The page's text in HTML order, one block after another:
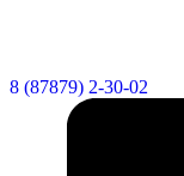
8 (87879) 2-30-02